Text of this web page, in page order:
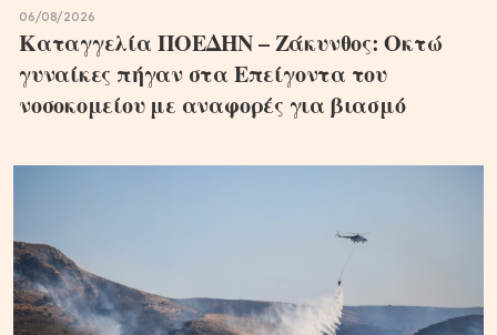
06/08/2026
Καταγγελία ΠΟΕΔΗΝ – Ζάκυνθος: Οκτώ
γυναίκες πήγαν στα Επείγοντα του
νοσοκομείου με αναφορές για βιασμό